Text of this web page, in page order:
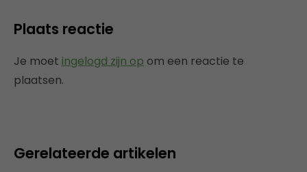
Plaats reactie
Je moet ingelogd zijn op om een reactie te
plaatsen.
Gerelateerde artikelen